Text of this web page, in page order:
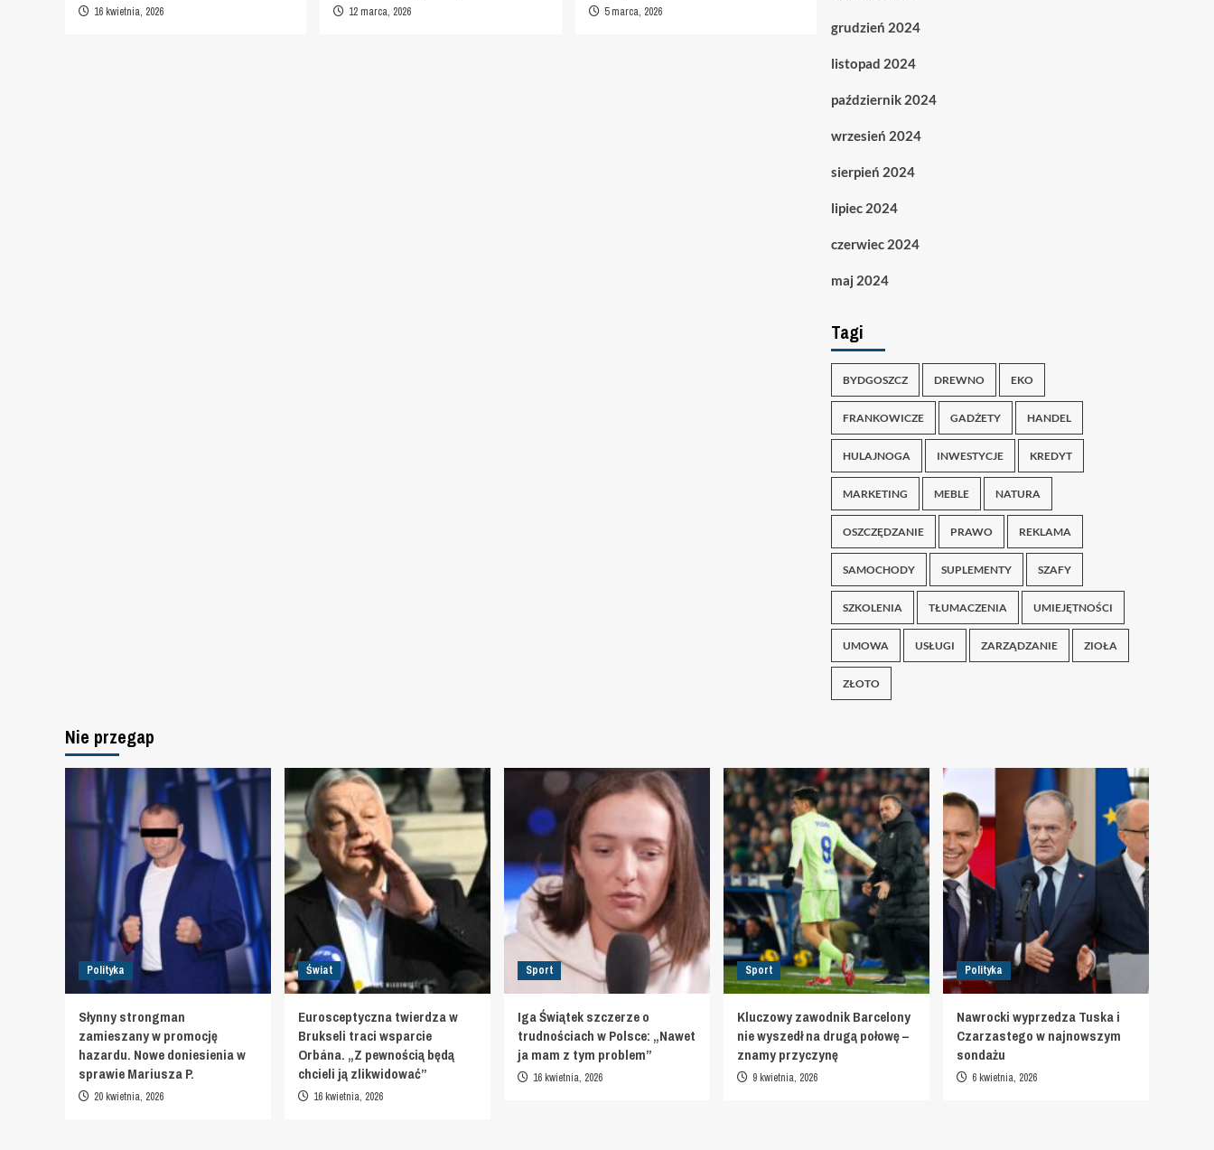
16 kwietnia, 2026 12 marca, 2026 5 marca, 2026
grudzień 2024
listopad 2024
październik 2024
wrzesień 2024
sierpień 2024
lipiec 2024
czerwiec 2024
maj 2024
Tagi
BYDGOSZCZ DREWNO EKO
FRANKOWICZE GADŻETY HANDEL
HULAJNOGA INWESTYCJE KREDYT
MARKETING MEBLE NATURA
OSZCZĘDZANIE PRAWO REKLAMA
SAMOCHODY SUPLEMENTY SZAFY
SZKOLENIA TŁUMACZENIA UMIEJĘTNOŚCI
UMOWA USŁUGI ZARZĄDZANIE ZIOŁA
ZŁOTO
Nie przegap
Polityka
Słynny strongman
zamieszany w promocję
hazardu. Nowe doniesienia w
sprawie Mariusza P.
20 kwietnia, 2026
Świat
Eurosceptyczna twierdza w
Brukseli traci wsparcie
Orbána. „Z pewnością będą
chcieli ją zlikwidować”
16 kwietnia, 2026
Sport
Iga Świątek szczerze o
trudnościach w Polsce: „Nawet
ja mam z tym problem”
16 kwietnia, 2026
Sport
Kluczowy zawodnik Barcelony
nie wyszedł na drugą połowę –
znamy przyczynę
9 kwietnia, 2026
Polityka
Nawrocki wyprzedza Tuska i
Czarzastego w najnowszym
sondażu
6 kwietnia, 2026